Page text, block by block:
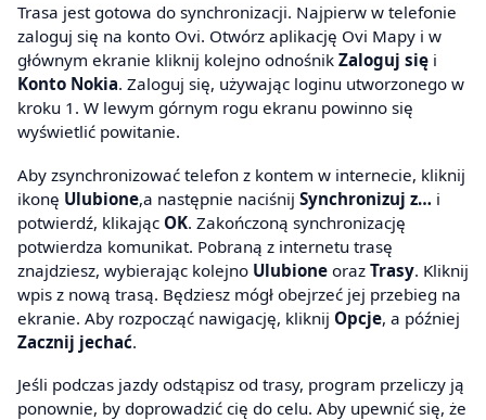
Trasa jest gotowa do synchronizacji. Najpierw w telefonie
zaloguj się na konto Ovi. Otwórz aplikację Ovi Mapy i w
głównym ekranie kliknij kolejno odnośnik Zaloguj się i
Konto Nokia. Zaloguj się, używając loginu utworzonego w
kroku 1. W lewym górnym rogu ekranu powinno się
wyświetlić powitanie.
Aby zsynchronizować telefon z kontem w internecie, kliknij
ikonę Ulubione,a następnie naciśnij Synchronizuj z… i
potwierdź, klikając OK. Zakończoną synchronizację
potwierdza komunikat. Pobraną z internetu trasę
znajdziesz, wybierając kolejno Ulubione oraz Trasy. Kliknij
wpis z nową trasą. Będziesz mógł obejrzeć jej przebieg na
ekranie. Aby rozpocząć nawigację, kliknij Opcje, a później
Zacznij jechać.
Jeśli podczas jazdy odstąpisz od trasy, program przeliczy ją
ponownie, by doprowadzić cię do celu. Aby upewnić się, że